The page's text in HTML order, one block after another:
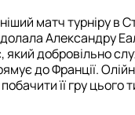
матч турніру в
Александру
добровільно
до Франції.
її гру цього